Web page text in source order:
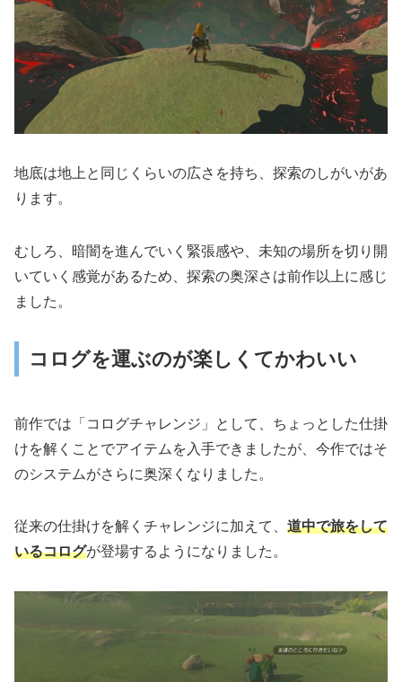
地底は地上と同じくらいの広さを持ち、探索のしがいがあ
ります。
むしろ、暗闇を進んでいく緊張感や、未知の場所を切り開
いていく感覚があるため、探索の奥深さは前作以上に感じ
ました。
コログを運ぶのが楽しくてかわいい
前作では「コログチャレンジ」として、ちょっとした仕掛
けを解くことでアイテムを入手できましたが、今作ではそ
のシステムがさらに奥深くなりました。
従来の仕掛けを解くチャレンジに加えて、 道中で旅をして
いるコログが登場するようになりました。